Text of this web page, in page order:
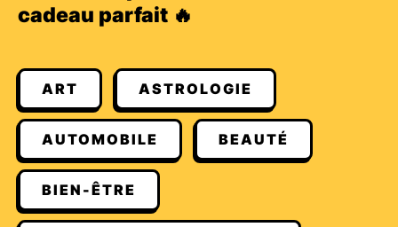
cadeau parfait 🔥
ART ASTROLOGIE
AUTOMOBILE BEAUTÉ
BIEN-ÊTRE